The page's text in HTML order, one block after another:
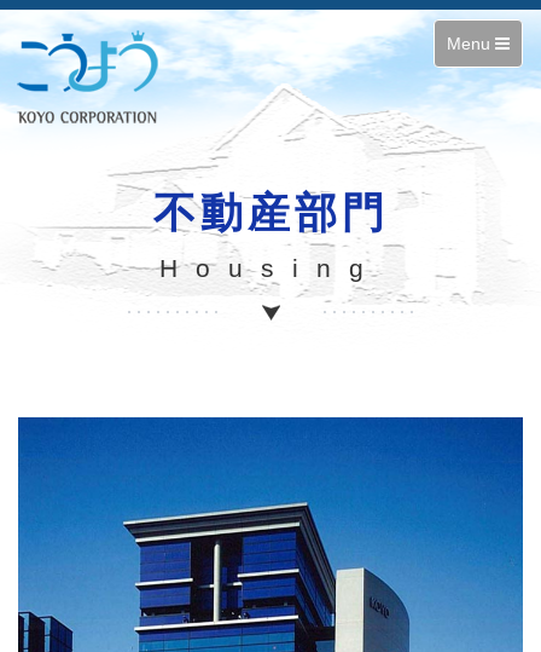
Toggle
navigation
Menu
不動産部門
Housing